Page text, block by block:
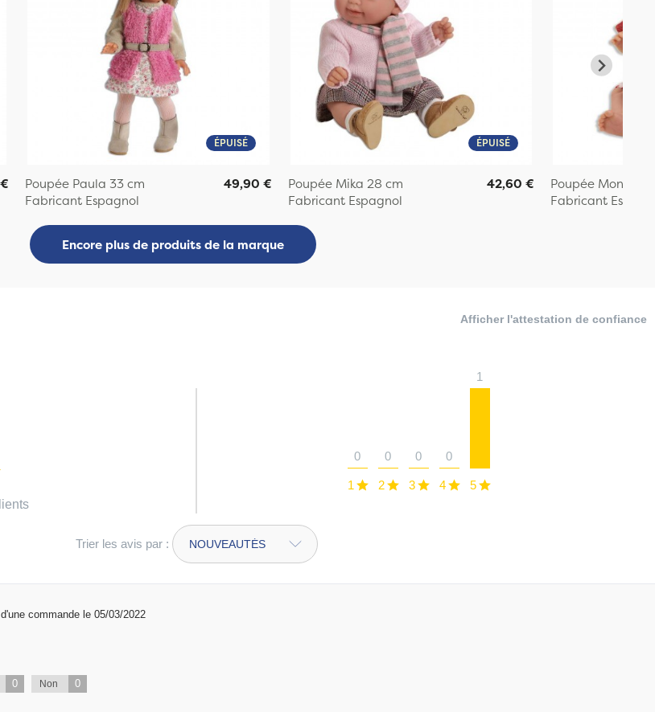
ÉPUISÉ
Poupée Paula 33 cm
Fabricant Espagnol
49,90 €
ÉPUISÉ
Poupée Mika 28 cm
Fabricant Espagnol
42,60 €
Poupée Monin
Fabricant
Encore plus de produits de la marque
Afficher l'attestation de confiance
1
0
2
0
3
0
4
0
5
1
Trier les avis par :
commande le 05/03/2022
0 Non 0